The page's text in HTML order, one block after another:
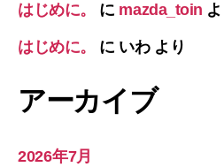
はじめに。 に mazda_toin
はじめに。 に いわより
アーカイブ
2026年7月